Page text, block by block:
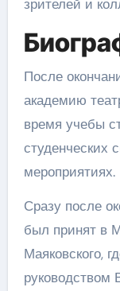
зрителей и
После
академию
время учебы
студенческих
мероприятиях.
Сразу после
был принят в
Маяковского,
руководством